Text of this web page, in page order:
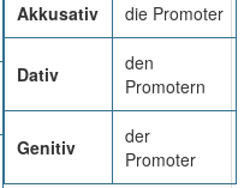
Akkusativ die Promoter
Dativ
den
Promotern
Genitiv
der
Promoter